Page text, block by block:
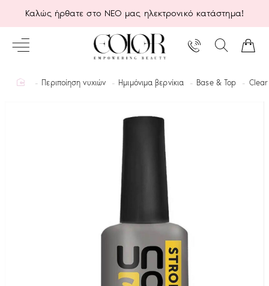
Καλώς ήρθατε στο ΝΕΟ μας ηλεκτρονικό κατάστημα!
homeΠεριποίηση νυχιών Ημιμόνιμα βερνίκια Base & Top